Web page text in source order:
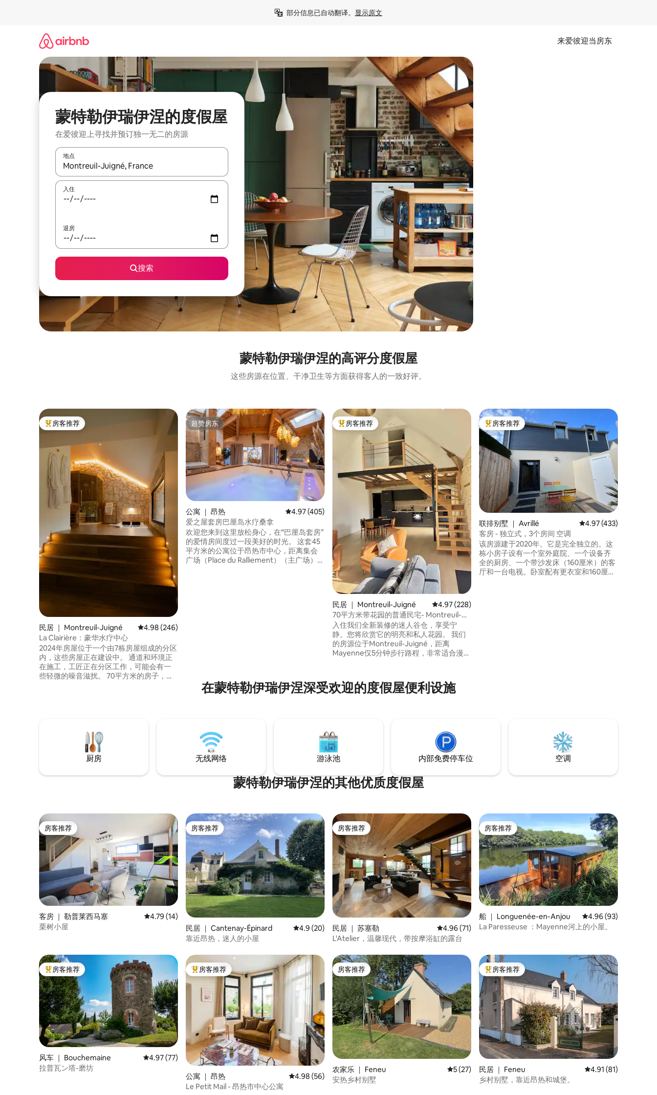
部分信息已自动翻译。 显示原文
来爱彼迎当房东
蒙特勒伊瑞伊涅的度假屋
在爱彼迎上寻找并预订独一无二的房源
地点
如有搜索结果，请使用上下方向键查看，或通过点击或滑动手势浏览。
入住
退房
搜索
蒙特勒伊瑞伊涅的高评分度假屋
这些房源在位置、干净卫生等方面获得客人的一致好评。
热门「房客推荐」
房客推荐
民居 ｜ Montreuil-Juigné 平均评分 4.98 分（满分 5 分），共 246 条评价
4.98 (246)
La Clairière：豪华水疗中心
2024年房屋位于一个由7栋房屋组成的分区
内，这些房屋正在建设中。 通道和环境正
在施工，工匠正在分区工作，可能会有一
些轻微的噪音滋扰。 70平方米的房子，配
超赞房东
超赞房东
公寓 ｜ 昂热 平均评分 4.97 分（满分 5 分），共 405 条评价
4.97 (405)
爱之屋套房巴厘岛水疗桑拿
欢迎您来到这里放松身心，在“巴厘岛套房”
的爱情房间度过一段美好的时光。 这套45
平方米的公寓位于昂热市中心，距离集会
广场（Place du Ralliement）（主广场）仅
热门「房客推荐」
房客推荐
民居 ｜ Montreuil-Juigné 平均评分 4.97 分（满分 5 分），共 228 条评价
4.97 (228)
70平方米带花园的普通民宅- Montreuil-
Juigné
入住我们全新装修的迷人谷仓，享受宁
静。您将欣赏它的明亮和私人花园。 我们
的房源位于Montreuil-Juigné，距离
Mayenne仅5分钟步行路程，非常适合漫步
乘公交车和电车）。 该房源最多可容纳3人
（1对夫妇+ 1名儿童）。
热门「房客推荐」
房客推荐
联排别墅 ｜ Avrillé 平均评分 4.97 分（满
4.97 (433)
客房 - 独立式，3个房间 空调
该房源建于2020年。它是完全独立的。这
栋小房子设有一个室外庭院、一个设备齐
全的厨房、一个带沙发床（160厘米）的客
厅和一台电视。卧室配有更衣室和160厘米
在蒙特勒伊瑞伊涅深受欢迎的度假屋便利设施
厨房 无线网络 游泳池 内部免费停车位 空调
蒙特勒伊瑞伊涅的其他优质度假屋
房客推荐
房客推荐
客房 ｜ 勒普莱西马塞 平均评分 4.79 分（满分 5 分），共 14 条评价
4.79 (14)
栗树小屋
房客推荐
房客推荐
民居 ｜ Cantenay-Épinard 平均评分 4.9 分（满分 5 分），共 20 条评价
4.9 (20)
靠近昂热，迷人的小屋
房客推荐
房客推荐
民居 ｜ 苏塞勒 平均评分 4.96 分（满分 5 分），共 71 条评价
4.96 (71)
L'Atelier，温馨现代，带按摩浴缸的露台
房客推荐
房客推荐
船 ｜ Longuenée-en-Anjou 平均评分 4.96 分（满
4.96 (93)
La Paresseuse ：Mayenne河上的小屋。
热门「房客推荐」
房客推荐
风车 ｜ Bouchemaine 平均评分 4.97 分（满分 5 分），共 77 条评价
4.97 (77)
拉普瓦ン塔-磨坊
热门「房客推荐」
房客推荐
公寓 ｜ 昂热 平均评分 4.98 分（满分 5 分），共 56 条评价
4.98 (56)
Le Petit Mail - 昂热市中心公寓
房客推荐
房客推荐
农家乐 ｜ Feneu 平均评分 5 分（满分 5 分），共 27 条评价
5 (27)
安热乡村别墅
热门「房客推荐」
房客推荐
民居 ｜ Feneu 平均评分 4.91 分（满
4.91 (81)
乡村别墅，靠近昂热和城堡。